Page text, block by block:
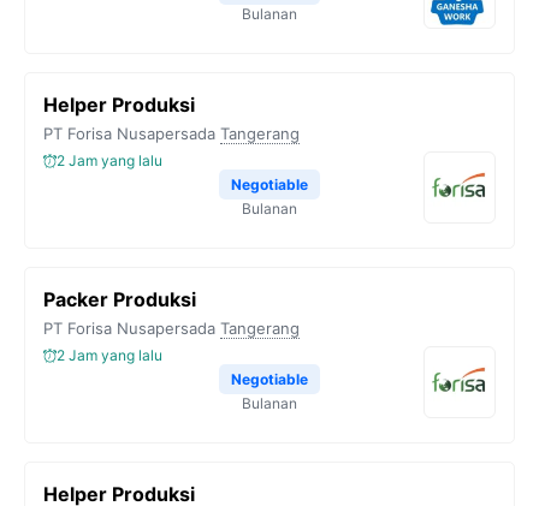
Bulanan
Helper Produksi
PT Forisa Nusapersada Tangerang
2 Jam yang lalu
Negotiable
Bulanan
Packer Produksi
PT Forisa Nusapersada Tangerang
2 Jam yang lalu
Negotiable
Bulanan
Helper Produksi